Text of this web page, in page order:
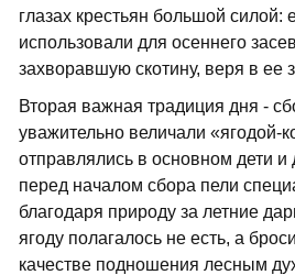
глазах крестьян большой силой:
использовали для осеннего
захворавшую скотину, веря в ее
Вторая важная традиция дня -
уважительно величали «ягодой-
отправлялись в основном дети
перед началом сбора пели
благодаря природу за летние
ягоду полагалось не есть, а
качестве подношения лесным